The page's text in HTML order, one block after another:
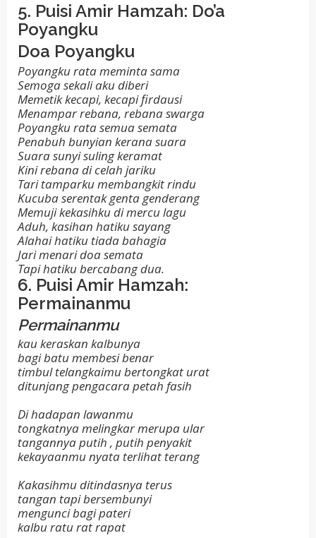
5. Puisi Amir Hamzah: Do’a
Poyangku
Doa Poyangku
Poyangku rata meminta sama
Semoga sekali aku diberi
Memetik kecapi, kecapi firdausi
Menampar rebana, rebana swarga
Poyangku rata semua semata
Penabuh bunyian kerana suara
Suara sunyi suling keramat
Kini rebana di celah jariku
Tari tamparku membangkit rindu
Kucuba serentak genta genderang
Memuji kekasihku di mercu lagu
Aduh, kasihan hatiku sayang
Alahai hatiku tiada bahagia
Jari menari doa semata
Tapi hatiku bercabang dua.
6. Puisi Amir Hamzah:
Permainanmu
Permainanmu
kau keraskan kalbunya
bagi batu membesi benar
timbul telangkaimu bertongkat urat
ditunjang pengacara petah fasih
Di hadapan lawanmu
tongkatnya melingkar merupa ular
tangannya putih , putih penyakit
kekayaanmu nyata terlihat terang
Kakasihmu ditindasnya terus
tangan tapi bersembunyi
mengunci bagi pateri
kalbu ratu rat rapat